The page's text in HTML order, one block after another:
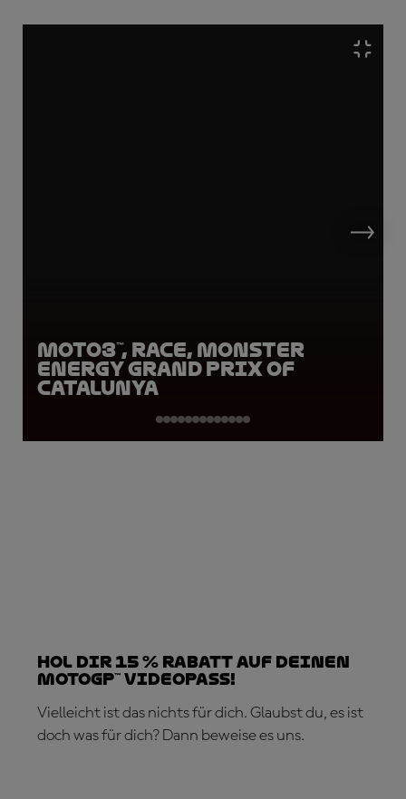
Moto3™, Race, Monster
Energy Grand Prix of
Catalunya
Hol dir 15 % Rabatt auf deinen
MotoGP™ VideoPass!
Vielleicht ist das nichts für dich. Glaubst du, es ist
doch was für dich? Dann beweise es uns.